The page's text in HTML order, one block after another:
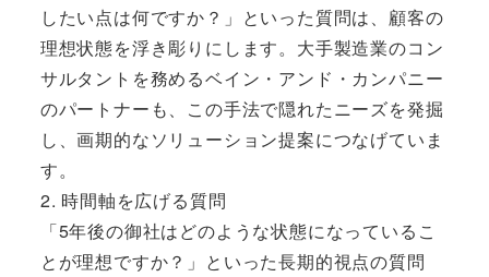
したい点は何ですか？」といった質問は、顧客の
理想状態を浮き彫りにします。大手製造業のコン
サルタントを務めるベイン・アンド・カンパニー
のパートナーも、この手法で隠れたニーズを発掘
し、画期的なソリューション提案につなげていま
す。
2. 時間軸を広げる質問
「5年後の御社はどのような状態になっているこ
とが理想ですか？」といった長期的視点の質問